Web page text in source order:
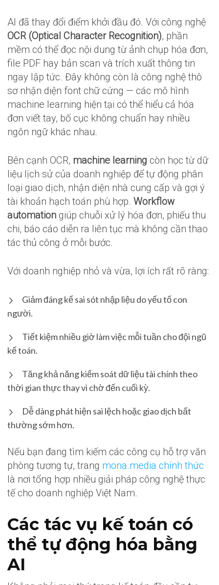
AI đã thay đổi điểm khởi đầu đó. Với công nghệ
OCR (Optical Character Recognition), phần
mềm có thể đọc nội dung từ ảnh chụp hóa đơn,
file PDF hay bản scan và trích xuất thông tin
ngay lập tức. Đây không còn là công nghệ thô
sơ nhận diện font chữ cứng — các mô hình
machine learning hiện tại có thể hiểu cả hóa
đơn viết tay, bố cục không chuẩn hay nhiều
ngôn ngữ khác nhau.
Bên cạnh OCR, machine learning còn học từ dữ
liệu lịch sử của doanh nghiệp để tự động phân
loại giao dịch, nhận diện nhà cung cấp và gợi ý
tài khoản hạch toán phù hợp. Workflow
automation giúp chuỗi xử lý hóa đơn, phiếu thu
chi, báo cáo diễn ra liên tục mà không cần thao
tác thủ công ở mỗi bước.
Với doanh nghiệp nhỏ và vừa, lợi ích rất rõ ràng:
Giảm đáng kể sai sót nhập liệu do yếu tố con
người.
Tiết kiệm nhiều giờ làm việc mỗi tuần cho đội ngũ
kế toán.
Tăng khả năng kiểm soát dữ liệu tài chính theo
thời gian thực thay vì chờ đến cuối kỳ.
Dễ dàng phát hiện sai lệch hoặc giao dịch bất
thường sớm hơn.
Nếu bạn đang tìm kiếm các công cụ hỗ trợ văn
phòng tương tự, trang mona.media chính thức
là nơi tổng hợp nhiều giải pháp công nghệ thực
tế cho doanh nghiệp Việt Nam.
Các tác vụ kế toán có
thể tự động hóa bằng
AI